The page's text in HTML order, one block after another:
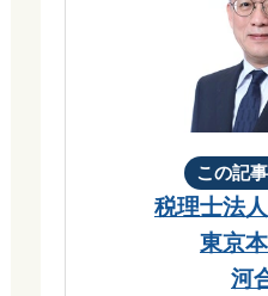
この記
税理士法
東京
河